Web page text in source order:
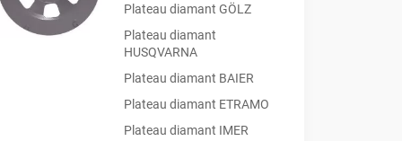
Plateau diamant GÖLZ
Plateau diamant
HUSQVARNA
Plateau diamant BAIER
Plateau diamant ETRAMO
Plateau diamant IMER